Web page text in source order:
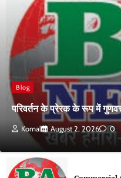
Blog
परिवर्तन के प्रेरक के रूप में
Komal August 2, 2026 0